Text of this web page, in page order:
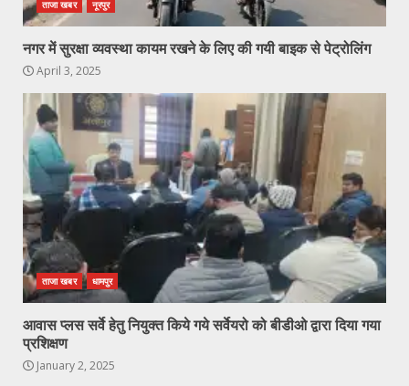
ताजा खबर नूरपुर
नगर में सुरक्षा व्यवस्था कायम रखने के लिए की गयी बाइक से पेट्रोलिंग
April 3, 2025
ताजा खबर धामपुर
आवास प्लस सर्वे हेतु नियुक्त किये गये सर्वेयरो को बीडीओ द्वारा दिया गया
प्रशिक्षण
January 2, 2025